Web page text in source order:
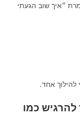
״איך שוב הגעתי
להילוך אחד.
להרגיש כמו